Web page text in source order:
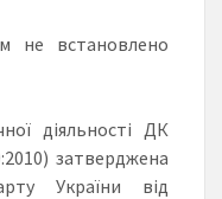
не встановлено
діяльності ДК
затверджена
України від